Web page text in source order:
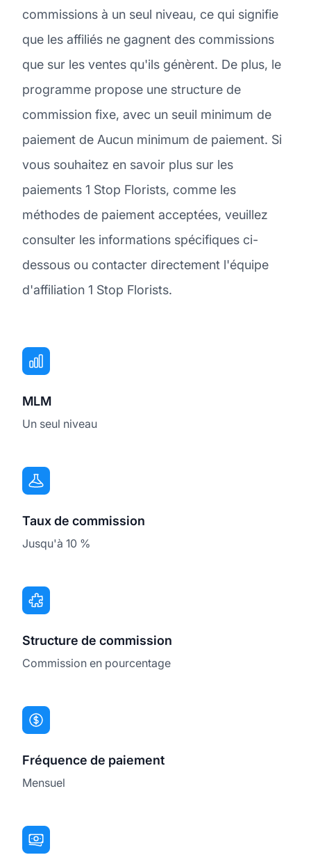
commissions à un seul niveau, ce qui signifie
que les affiliés ne gagnent des commissions
que sur les ventes qu'ils génèrent. De plus, le
programme propose une structure de
commission fixe, avec un seuil minimum de
paiement de Aucun minimum de paiement. Si
vous souhaitez en savoir plus sur les
paiements 1 Stop Florists, comme les
méthodes de paiement acceptées, veuillez
consulter les informations spécifiques ci-
dessous ou contacter directement l'équipe
d'affiliation 1 Stop Florists.
MLM
Un seul niveau
Taux de commission
Jusqu'à 10 %
Structure de commission
Commission en pourcentage
Fréquence de paiement
Mensuel